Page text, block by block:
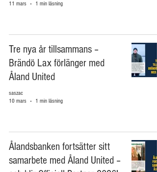
11 mars
1 min läsning
Tre nya år tillsammans –
Brändö Lax förlänger med
Åland United
saszac
10 mars
1 min läsning
Ålandsbanken fortsätter sitt
samarbete med Åland United –